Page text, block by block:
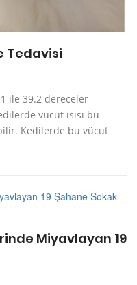
Tedavisi
ile 39.2 dereceler
vücut ısısı bu
Kedilerde bu vücut
Miyavlayan 19